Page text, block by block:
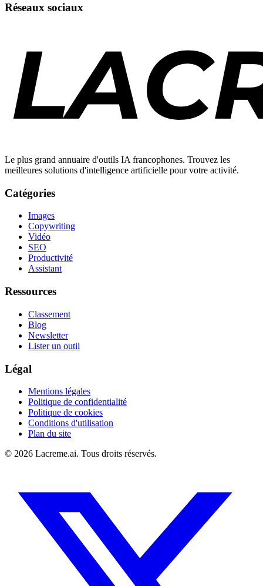
Réseaux sociaux
Le plus grand annuaire d'outils IA francophones. Trouvez les
meilleures solutions d'intelligence artificielle pour votre activité.
Catégories
Images
Copywriting
Vidéo
SEO
Productivité
Assistant
Ressources
Classement
Blog
Newsletter
Lister un outil
Légal
Mentions légales
Politique de confidentialité
Politique de cookies
Conditions d'utilisation
Plan du site
© 2026 Lacreme.ai. Tous droits réservés.